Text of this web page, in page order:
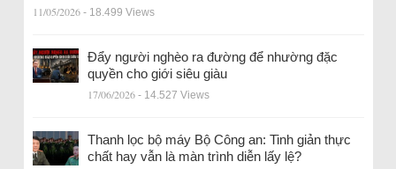
11/05/2026 - 18.499 Views
Đẩy người nghèo ra đường để nhường đặc
quyền cho giới siêu giàu
17/06/2026 - 14.527 Views
Thanh lọc bộ máy Bộ Công an: Tinh giản thực
chất hay vẫn là màn trình diễn lấy lệ?